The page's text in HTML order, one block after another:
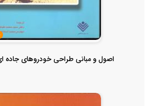
اصول و مبانی طراحی خودروهای جاده